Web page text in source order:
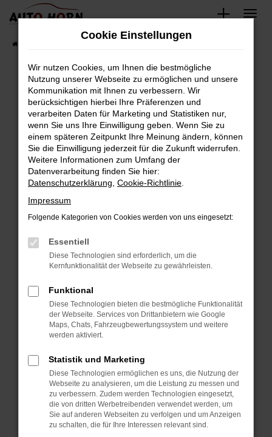
Zum
springen
Fahrzeugbestand
Fehler: Network Error
Beim Laden ist ein Fehler aufgetreten.
Hier sind ein paar Tipps, die dir helfen können:
Überprüfe deine Firewall und deine
Internetverbindung.
Laden andere Webseiten, zum Beispiel deine
Suchmaschine?
Prüfe deine Browsererweiterungen.
können das Laden bestimmter Seiten
verhindern. Funktioniert die Seite in einem
anderen Browser oder in einem privaten
Starte dein Gerät neu.
Das kann manchmal helfen, vorübergehende
Probleme zu beheben.
Betriebssystem auf dem neuesten Stand
sind.
Veraltete Software birgt nicht nur ein
Sicherheitsrisiko, sondern kann auch dazu
führen, dass bestimmte Funktionen nicht mehr
unterstützt werden.
Cookie Einstellungen
Wir nutzen Cookies, um Ihnen die bestmögliche
Nutzung unserer Webseite zu ermöglichen und unsere
Kommunikation mit Ihnen zu verbessern. Wir
berücksichtigen hierbei Ihre Präferenzen und
verarbeiten Daten für Marketing und Statistiken nur,
wenn Sie uns Ihre Einwilligung geben. Wenn Sie zu
einem späteren Zeitpunkt Ihre Meinung ändern, können
Sie die Einwilligung jederzeit für die Zukunft widerrufen.
Weitere Informationen zum Umfang der
Datenverarbeitung finden Sie hier:
Datenschutzerklärung Cookie-Richtlinie
Impressum
Folgende Kategorien von Cookies werden von uns eingesetzt:
Essentiell
Diese Technologien sind erforderlich, um die
Kernfunktionalität der Webseite zu gewährleisten.
Funktional
Diese Technologien bieten die bestmögliche Funktionalität
der Webseite. Services von Drittanbietern wie Google
Maps, Chats, Fahrzeugbewertungssystem und weitere
werden aktiviert.
Statistik und Marketing
Diese Technologien ermöglichen es uns, die Nutzung der
Webseite zu analysieren, um die Leistung zu messen und
zu verbessern. Zudem werden Technologien eingesetzt,
die von dritten Werbetreibenden verwendet werden, um
Sie auf anderen Webseiten zu verfolgen und um Anzeigen
zu schalten, die für Ihre Interessen relevant sind.